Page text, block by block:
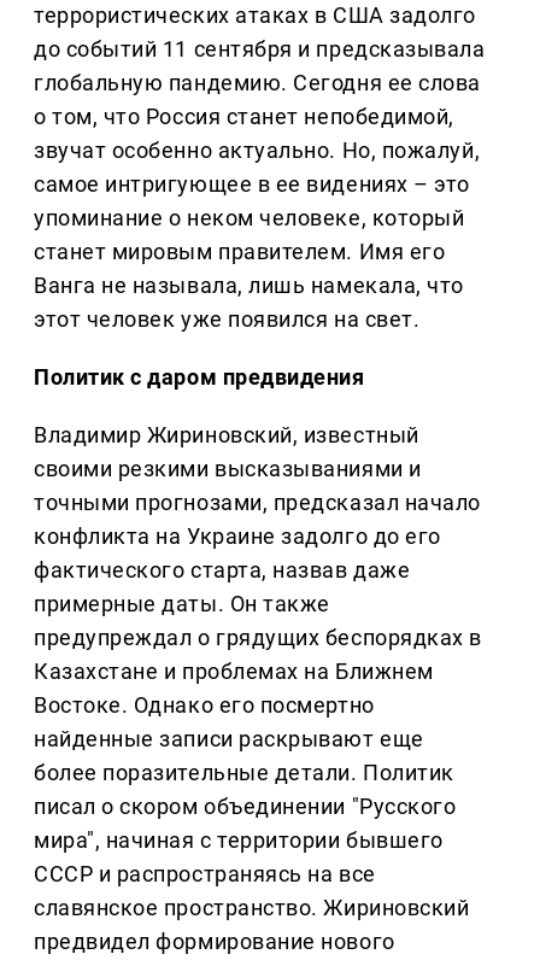
террористических атаках в США задолго
до событий 11 сентября и предсказывала
глобальную пандемию. Сегодня ее слова
о том, что Россия станет непобедимой,
звучат особенно актуально. Но, пожалуй,
самое интригующее в ее видениях – это
упоминание о неком человеке, который
станет мировым правителем. Имя его
Ванга не называла, лишь намекала, что
этот человек уже появился на свет.
Политик с даром предвидения
Владимир Жириновский, известный
своими резкими высказываниями и
точными прогнозами, предсказал начало
конфликта на Украине задолго до его
фактического старта, назвав даже
примерные даты. Он также
предупреждал о грядущих беспорядках в
Казахстане и проблемах на Ближнем
Востоке. Однако его посмертно
найденные записи раскрывают еще
более поразительные детали. Политик
писал о скором объединении "Русского
мира", начиная с территории бывшего
СССР и распространяясь на все
славянское пространство. Жириновский
предвидел формирование нового